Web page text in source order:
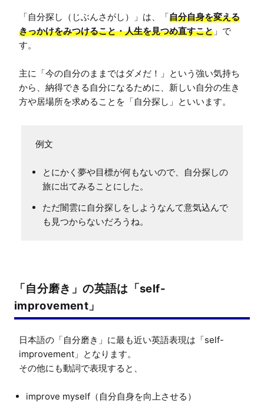
「自分探し（じぶんさがし）」は、「自分自身を変える
きっかけをみつけること・人生を見つめ直すこと 」で
す。
主に「今の自分のままではダメだ！」という強い気持ち
から、納得できる自分になるために、新しい自分の生き
方や居場所を求めることを「自分探し」といいます。
とにかく夢や目標が何もないので、自分探しの
旅に出てみることにした。
ただ闇雲に自分探しをしようなんて意気込んで
も見つからないだろうね。
「自分磨き」の英語は「self-
improvement」
日本語の「自分磨き」に最も近い英語表現は「self-
improvement」となります。
improve myself（自分自身を向上させる）